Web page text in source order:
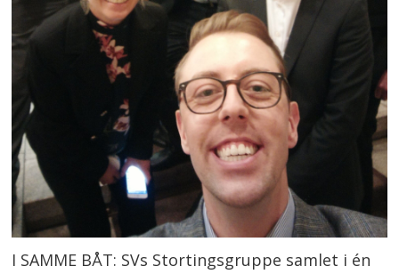
I SAMME BÅT: SVs Stortingsgruppe samlet i én